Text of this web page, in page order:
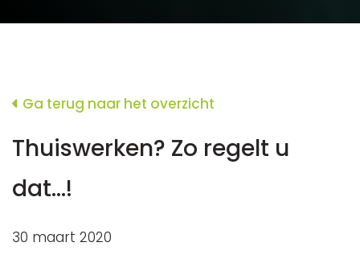
Ga terug naar het overzicht
Thuiswerken? Zo regelt u
dat…!
30 maart 2020